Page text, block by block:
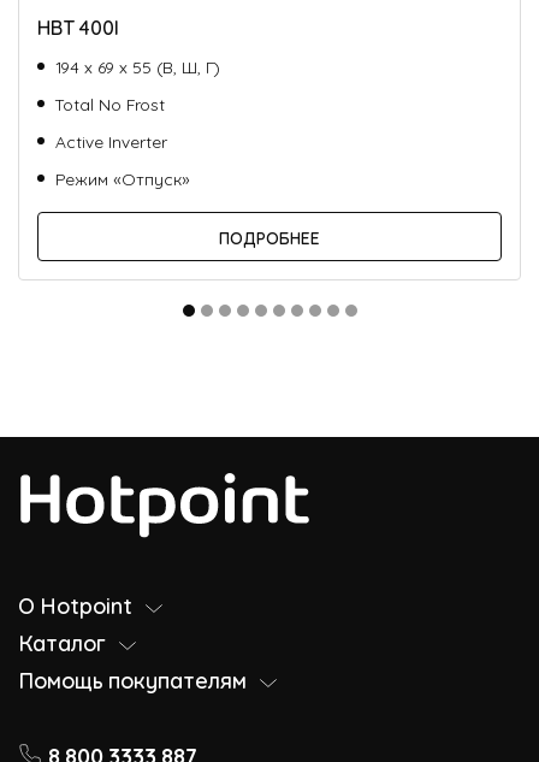
HBT 400I
194 х 69 х 55 (В, Ш, Г)
Total No Frost
Active Inverter
Режим «Отпуск»
ПОДРОБНЕЕ
О Hotpoint
Каталог
Помощь покупателям
8 800 3333 887